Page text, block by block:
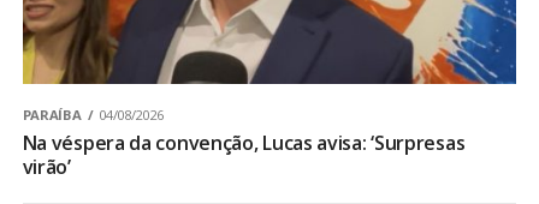
PARAÍBA 04/08/2026
Na véspera da convenção, Lucas avisa: ‘Surpresas
virão’